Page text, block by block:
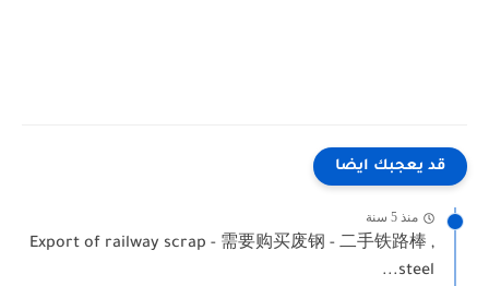
قد يعجبك ايضا
منذ 5 سنة
Export of railway scrap - 需要购买废钢 - 二手铁路棒 ,
steel...